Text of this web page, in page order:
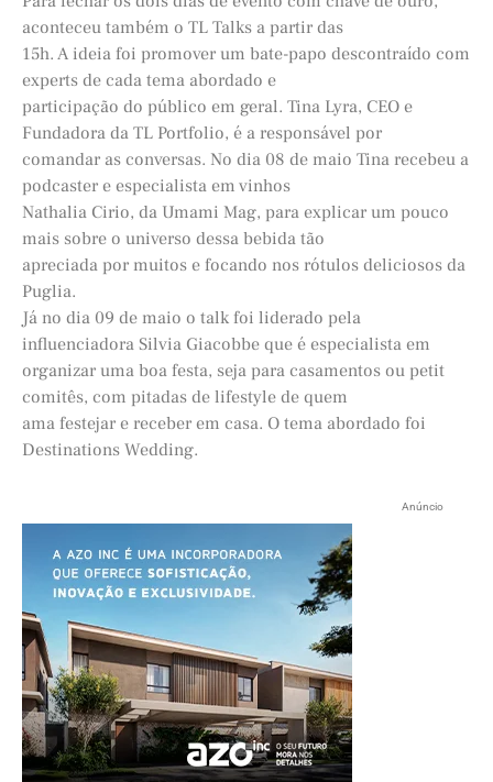
aconteceu também o TL Talks a partir das
15h. A ideia foi promover um bate-papo descontraído com
experts de cada tema abordado e
participação do público em geral. Tina Lyra, CEO e
Fundadora da TL Portfolio, é a responsável por
comandar as conversas. No dia 08 de maio Tina recebeu a
podcaster e especialista em vinhos
Nathalia Cirio, da Umami Mag, para explicar um pouco
mais sobre o universo dessa bebida tão
apreciada por muitos e focando nos rótulos deliciosos da
Puglia.
Já no dia 09 de maio o talk foi liderado pela
influenciadora Silvia Giacobbe que é especialista em
organizar uma boa festa, seja para casamentos ou petit
comitês, com pitadas de lifestyle de quem
ama festejar e receber em casa. O tema abordado foi
Destinations Wedding.
Anúncio